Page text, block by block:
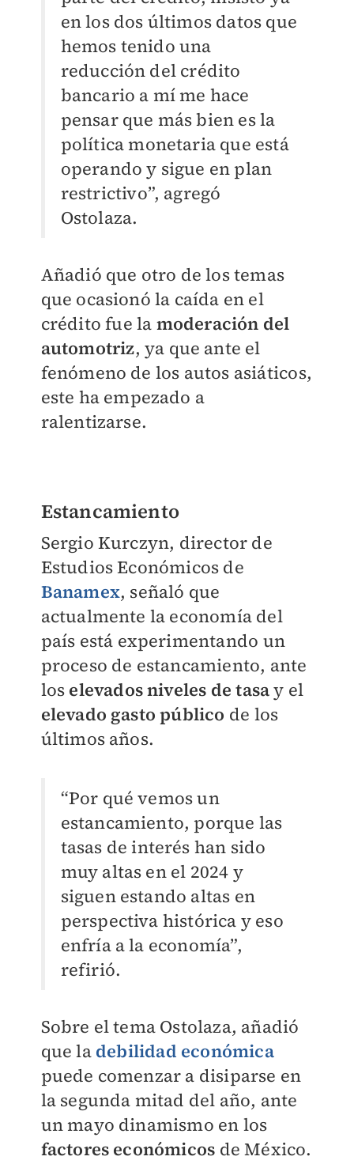
en los dos últimos datos que
hemos tenido una
reducción del crédito
bancario a mí me hace
pensar que más bien es la
política monetaria que está
operando y sigue en plan
restrictivo”, agregó
Ostolaza.
Añadió que otro de los temas
que ocasionó la caída en el
crédito fue la moderación del
automotriz, ya que ante el
fenómeno de los autos asiáticos,
este ha empezado a
ralentizarse.
Estancamiento
Sergio Kurczyn, director de
Estudios Económicos de
Banamex, señaló que
actualmente la economía del
país está experimentando un
proceso de estancamiento, ante
los elevados niveles de tasay el
elevado gasto público de los
últimos años.
“Por qué vemos un
estancamiento, porque las
tasas de interés han sido
muy altas en el 2024 y
siguen estando altas en
perspectiva histórica y eso
enfría a la economía”,
refirió.
Sobre el tema Ostolaza, añadió
que la debilidad económica
puede comenzar a disiparse en
la segunda mitad del año, ante
un mayo dinamismo en los
factores económicos de México.